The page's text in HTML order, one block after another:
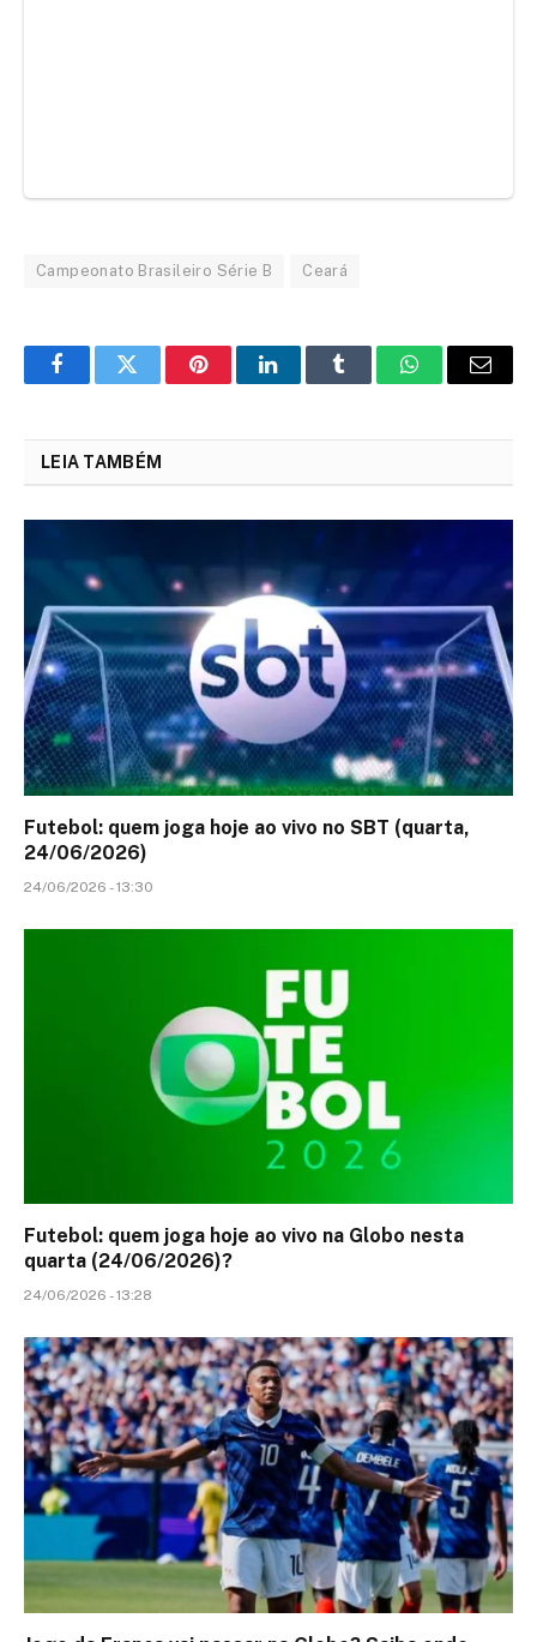
Campeonato Brasileiro Série B Ceará
FacebookTwitter PinterestLinkedInTumblr WhatsAppEmail
LEIA TAMBÉM
Futebol: quem joga hoje ao vivo no SBT (quarta,
24/06/2026)
24/06/2026 - 13:30
Futebol: quem joga hoje ao vivo na Globo nesta
quarta (24/06/2026)?
24/06/2026 - 13:28